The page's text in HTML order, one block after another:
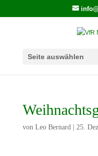
Seite auswählen
von Leo Bernard| 25.